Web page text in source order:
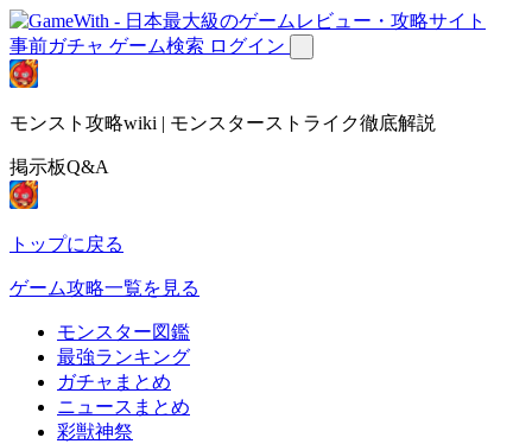
事前ガチャ ゲーム検索 ログイン
モンスト攻略wiki | モンスターストライク徹底解説
掲示板Q&A
トップに戻る
ゲーム攻略一覧を見る
モンスター図鑑
最強ランキング
ガチャまとめ
ニュースまとめ
彩獣神祭